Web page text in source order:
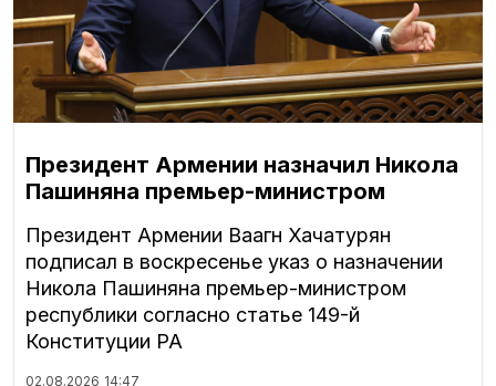
Президент Армении назначил Никола
Пашиняна премьер-министром
Президент Армении Ваагн Хачатурян
подписал в воскресенье указ о назначении
Никола Пашиняна премьер-министром
республики согласно статье 149-й
Конституции РА
02.08.2026 14:47